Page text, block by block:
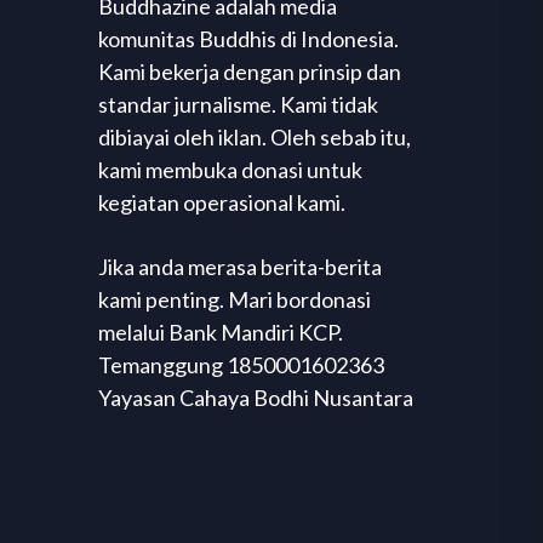
Buddhazine adalah media
komunitas Buddhis di Indonesia.
Kami bekerja dengan prinsip dan
standar jurnalisme. Kami tidak
dibiayai oleh iklan. Oleh sebab itu,
kami membuka donasi untuk
kegiatan operasional kami.
Jika anda merasa berita-berita
kami penting. Mari bordonasi
melalui Bank Mandiri KCP.
Temanggung 1850001602363
Yayasan Cahaya Bodhi Nusantara